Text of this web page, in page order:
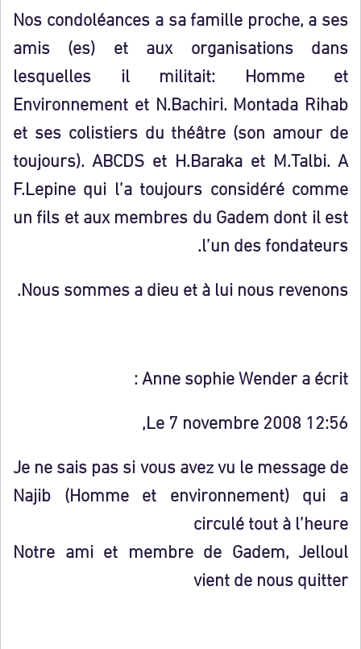
Nos condoléances a sa famille proche, a ses
amis (es) et aux organisations dans
lesquelles il militait: Homme et
Environnement et N.Bachiri. Montada Rihab
et ses colistiers du théâtre (son amour de
toujours). ABCDS et H.Baraka et M.Talbi. A
F.Lepine qui l’a toujours considéré comme
un fils et aux membres du Gadem dont il est
l’un des fondateurs.
Nous sommes a dieu et à lui nous revenons.
Anne sophie Wender a écrit :
Le 7 novembre 2008 12:56,
Je ne sais pas si vous avez vu le message de
Najib (Homme et environnement) qui a
circulé tout à l’heure
Notre ami et membre de Gadem, Jelloul
vient de nous quitter